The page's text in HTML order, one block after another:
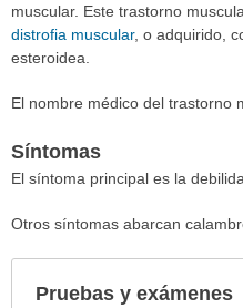
muscular. Este trastorno
distrofia muscular, o adquirido,
esteroidea.
El nombre médico del trastorno
Síntomas
El síntoma principal es la
Otros síntomas abarcan
Pruebas y exámenes